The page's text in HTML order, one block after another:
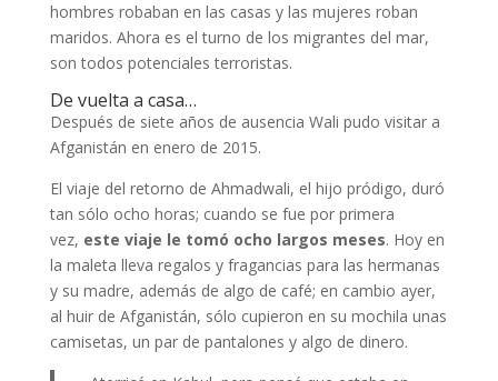
hombres robaban en las casas y las mujeres roban
maridos. Ahora es el turno de los migrantes del mar,
son todos potenciales terroristas.
De vuelta a casa…
Después de siete años de ausencia Wali pudo visitar a
Afganistán en enero de 2015.
El viaje del retorno de Ahmadwali, el hijo pródigo, duró
tan sólo ocho horas; cuando se fue por primera
vez, este viaje le tomó ocho largos meses. Hoy en
la maleta lleva regalos y fragancias para las hermanas
y su madre, además de algo de café; en cambio ayer,
al huir de Afganistán, sólo cupieron en su mochila unas
camisetas, un par de pantalones y algo de dinero.